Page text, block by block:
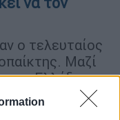
ο τελευταίος
Μαζί
της Ελλάδας.
που
μπερντέ του